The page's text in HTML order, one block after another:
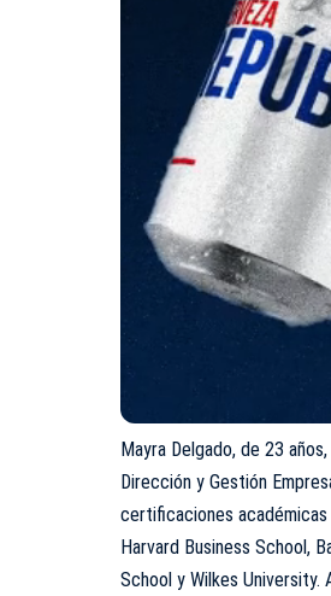
Mayra Delgado, de 23
Dirección y Gestión
certificaciones
Harvard Business School,
School y Wilkes University.